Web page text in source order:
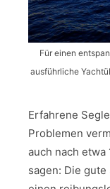
Für einen
ausführliche
Erfahrene
Problemen
auch nach etwa
sagen: Die